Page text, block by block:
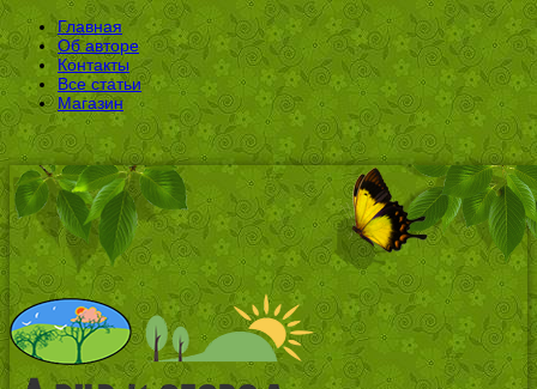
Главная
Об авторе
Контакты
Все статьи
Магазин